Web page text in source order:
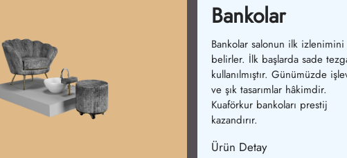
Bekleme
Bekleme koltuklarımız
artırır. İlk dönemlerde basit
sandalyeler vardı. Şimdi
ve şık modeller mevcuttur.
Ürünlerimiz rahatlık sağlar.
Ürün Detay